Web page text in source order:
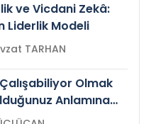
ve Vicdani Zekâ:
Liderlik Modeli
Prof.Dr. Nevzat TARHAN
Olmak
Anlamına